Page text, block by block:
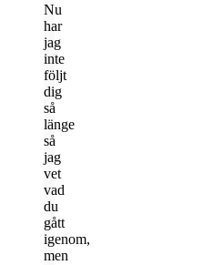
Nu
har
jag
inte
följt
dig
så
länge
så
jag
vet
vad
du
gått
igenom,
men